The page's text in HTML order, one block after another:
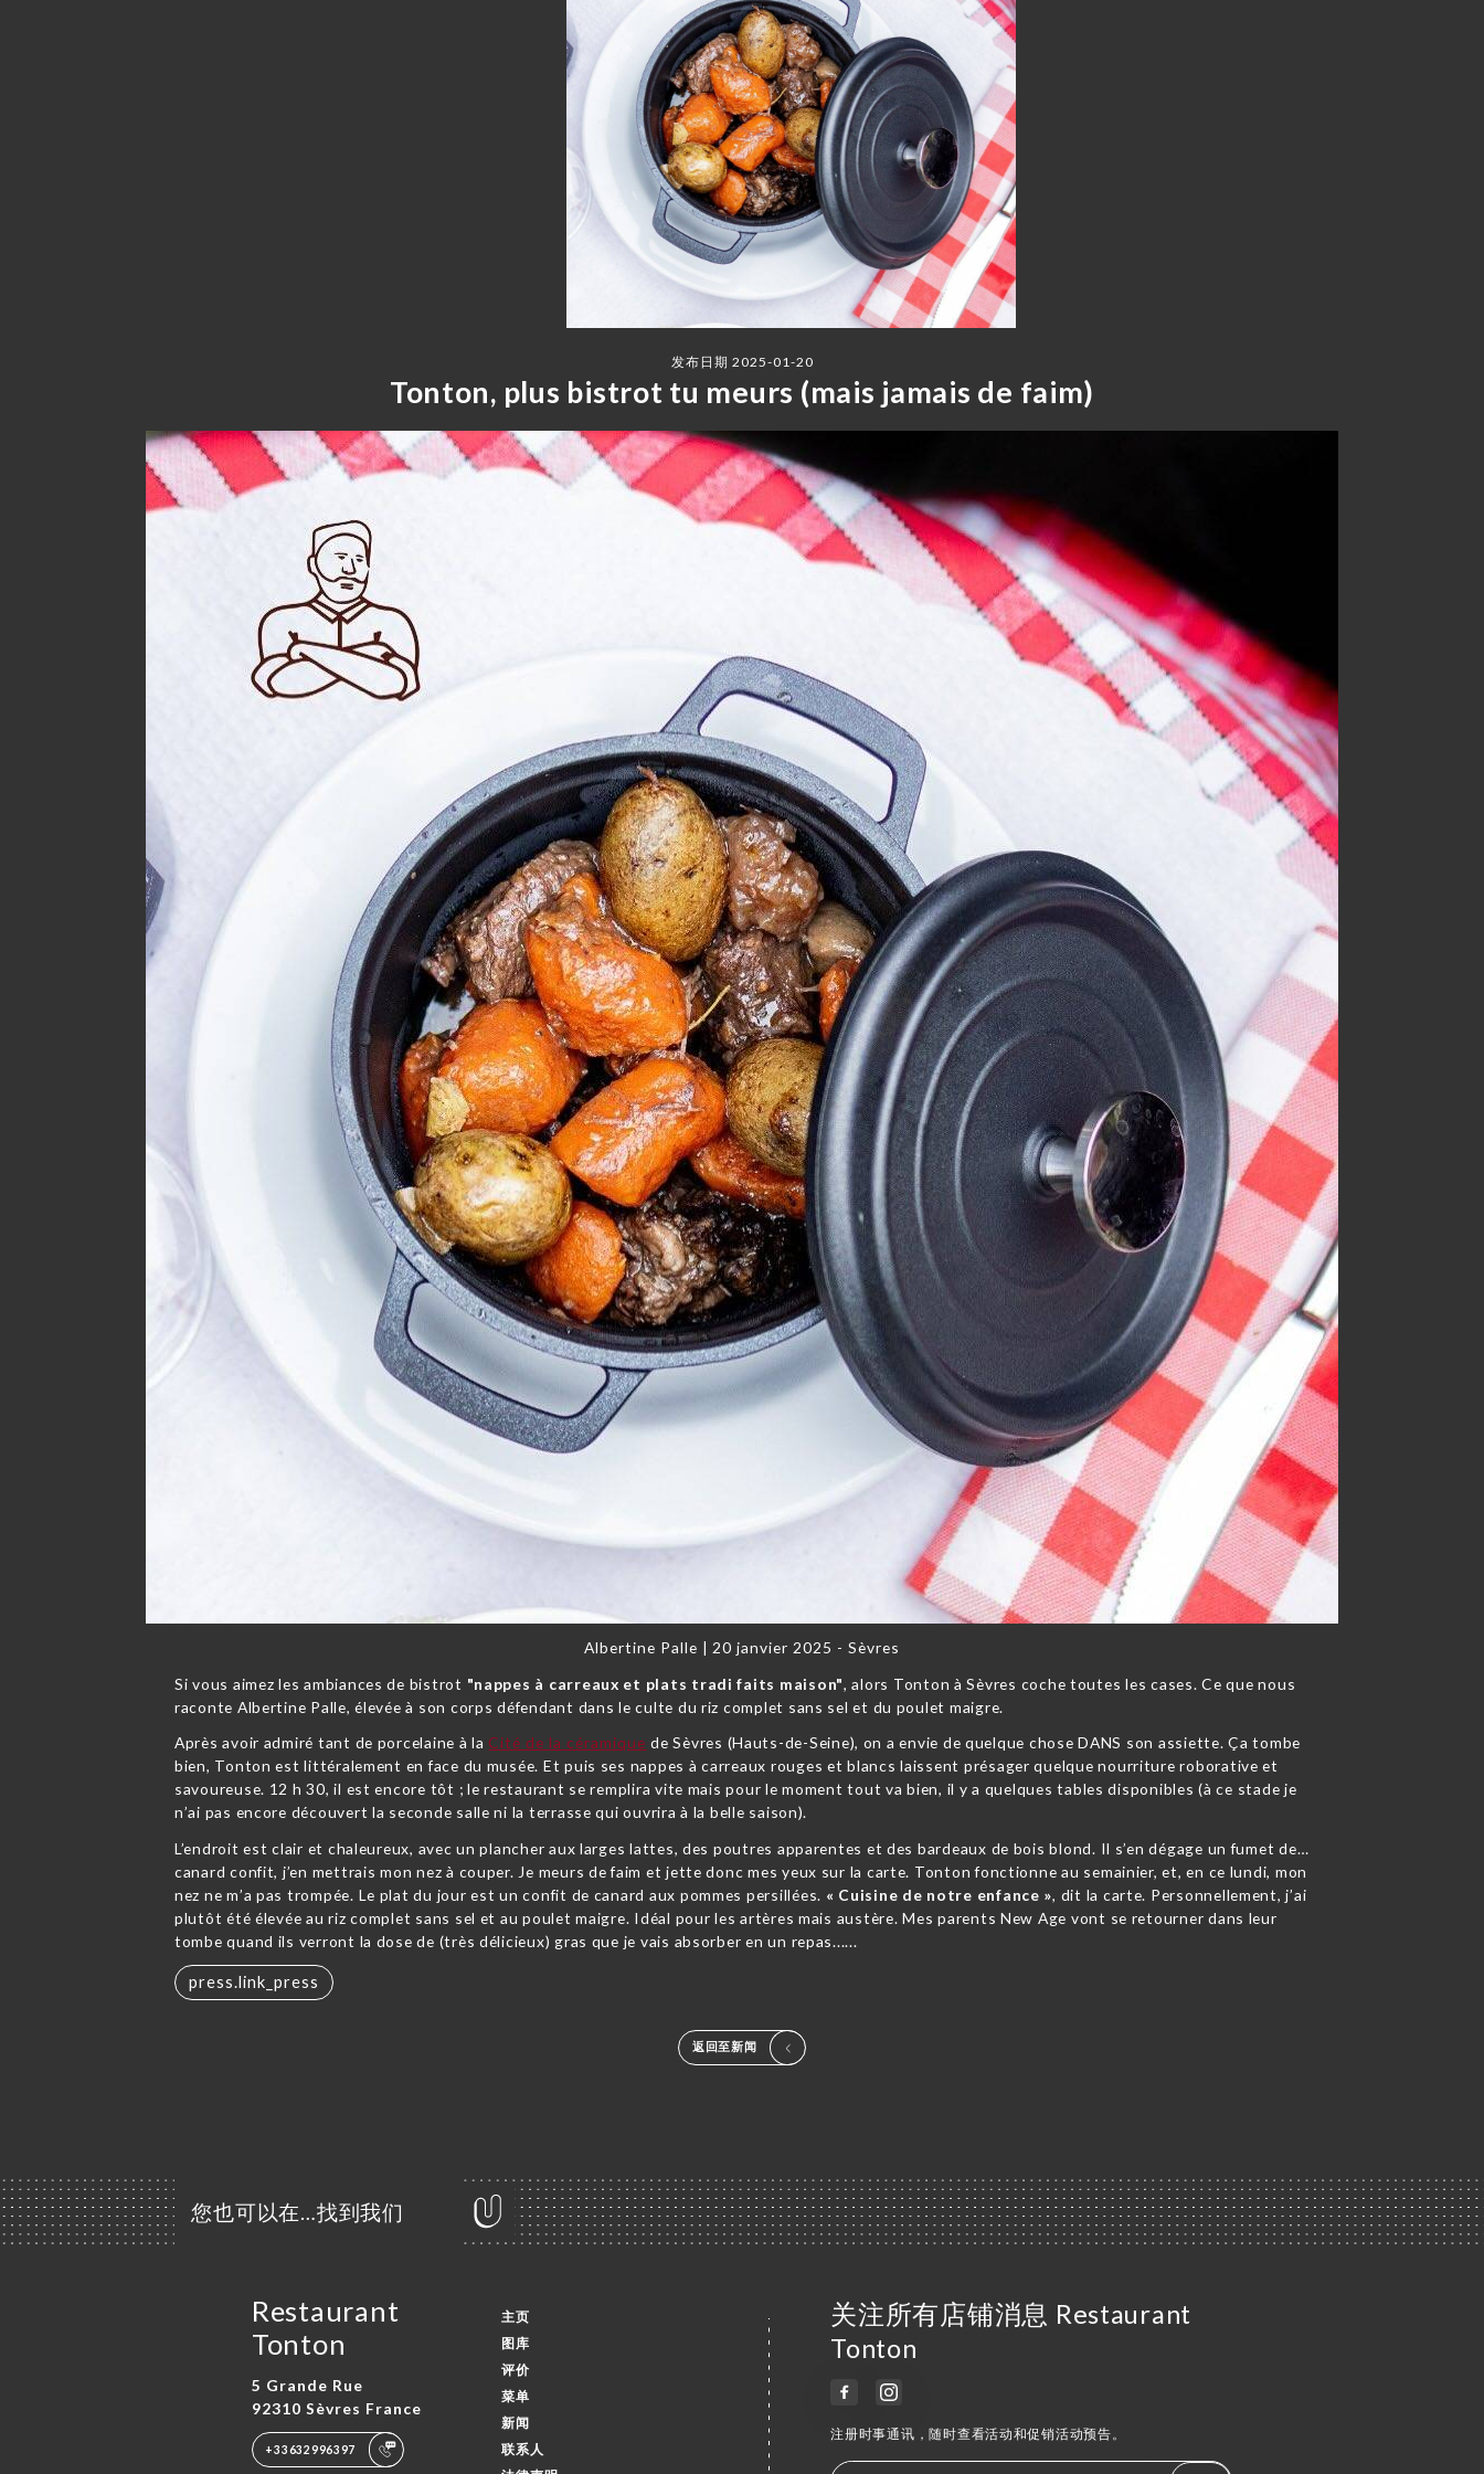
发布日期 2025-01-20
Tonton, plus bistrot tu meurs (mais jamais de faim)
Albertine Palle | 20 janvier 2025 - Sèvres
Si vous aimez les ambiances de bistrot "nappes à carreaux et plats tradi faits maison", alors Tonton à Sèvres coche toutes les cases. Ce que nous
raconte Albertine Palle, élevée à son corps défendant dans le culte du riz complet sans sel et du poulet maigre.
Après avoir admiré tant de porcelaine à la Cité de la céramique de Sèvres (Hauts-de-Seine), on a envie de quelque chose DANS son assiette. Ça tombe
bien, Tonton est littéralement en face du musée. Et puis ses nappes à carreaux rouges et blancs laissent présager quelque nourriture roborative et
savoureuse. 12 h 30, il est encore tôt ; le restaurant se remplira vite mais pour le moment tout va bien, il y a quelques tables disponibles (à ce stade je
n’ai pas encore découvert la seconde salle ni la terrasse qui ouvrira à la belle saison).
L’endroit est clair et chaleureux, avec un plancher aux larges lattes, des poutres apparentes et des bardeaux de bois blond. Il s’en dégage un fumet de…
canard confit, j’en mettrais mon nez à couper. Je meurs de faim et jette donc mes yeux sur la carte. Tonton fonctionne au semainier, et, en ce lundi, mon
nez ne m’a pas trompée. Le plat du jour est un confit de canard aux pommes persillées. « Cuisine de notre enfance », dit la carte. Personnellement, j’ai
plutôt été élevée au riz complet sans sel et au poulet maigre. Idéal pour les artères mais austère. Mes parents New Age vont se retourner dans leur
tombe quand ils verront la dose de (très délicieux) gras que je vais absorber en un repas......
press.link_press
返回至新闻
您也可以在…找到我们
Restaurant
Tonton
5 Grande Rue
92310 Sèvres France
+33632996397
主页
图库
评价
菜单
新闻
联系人
关注所有店铺消息 Restaurant
Tonton
注册时事通讯，随时查看活动和促销活动预告。